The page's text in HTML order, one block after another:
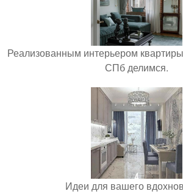
Реализованным интерьером
СПб делимся.
Идеи для вашего